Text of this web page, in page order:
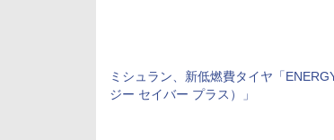
ミシュラン、新低燃費タイヤ「
ジー セイバー プラス）」